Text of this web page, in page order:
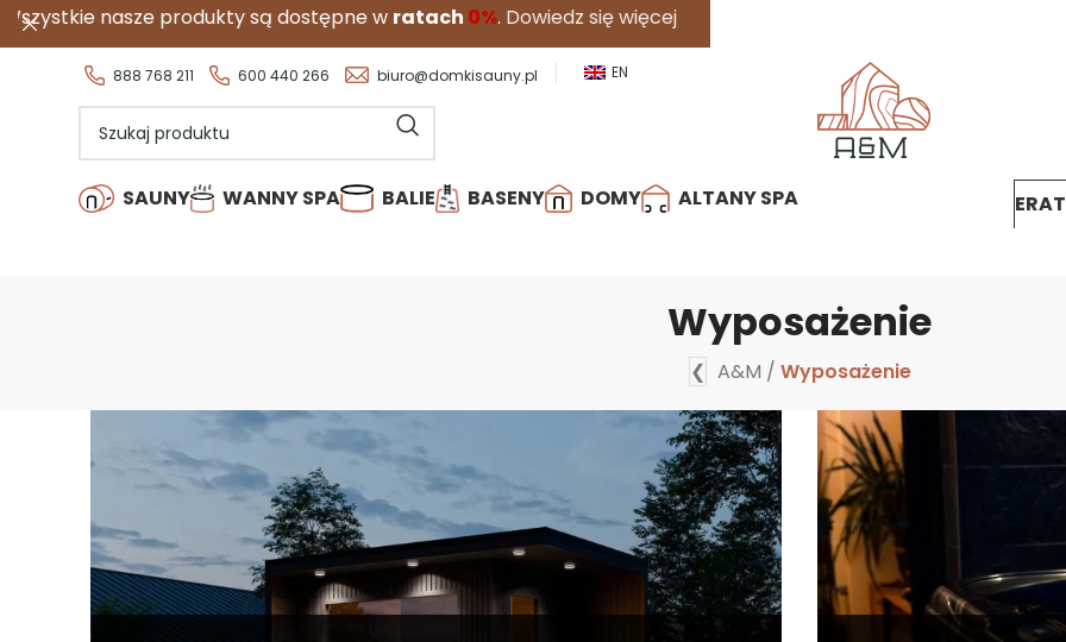
888 768 211 600 440 266 biuro@domkisauny.pl EN
SAUNY WANNY SPA BALIE BASENY DOMY ALTANY SPA
Wyposażenie
❮ A&M / Wyposażenie
produkty są dostępne w ratach0%.Dowiedz się więcej